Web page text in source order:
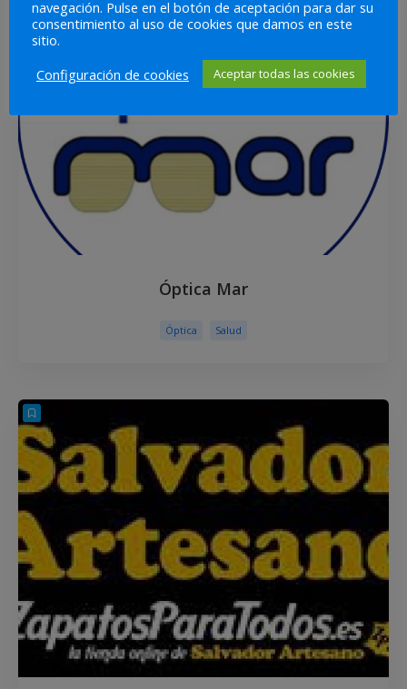
Óptica Mar
Óptica Salud
navegación. Pulse en el botón de aceptación para dar su
consentimiento al uso de cookies que damos en este
sitio.
Configuración de cookies
Aceptar todas las cookies